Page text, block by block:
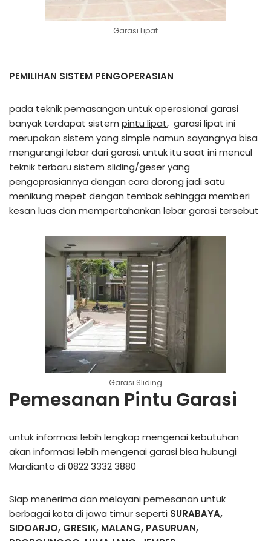
Garasi Lipat
PEMILIHAN SISTEM PENGOPERASIAN
pada teknik pemasangan untuk operasional garasi
banyak terdapat sistem pintu lipat, garasi lipat ini
merupakan sistem yang simple namun sayangnya bisa
mengurangi lebar dari garasi. untuk itu saat ini mencul
teknik terbaru sistem sliding/geser yang
pengoprasiannya dengan cara dorong jadi satu
menikung mepet dengan tembok sehingga memberi
kesan luas dan mempertahankan lebar garasi tersebut
Garasi Sliding
Pemesanan Pintu Garasi
untuk informasi lebih lengkap mengenai kebutuhan
akan informasi lebih mengenai garasi bisa hubungi
Mardianto di 0822 3332 3880
Siap menerima dan melayani pemesanan untuk
berbagai kota di jawa timur seperti SURABAYA,
SIDOARJO, GRESIK, MALANG, PASURUAN,